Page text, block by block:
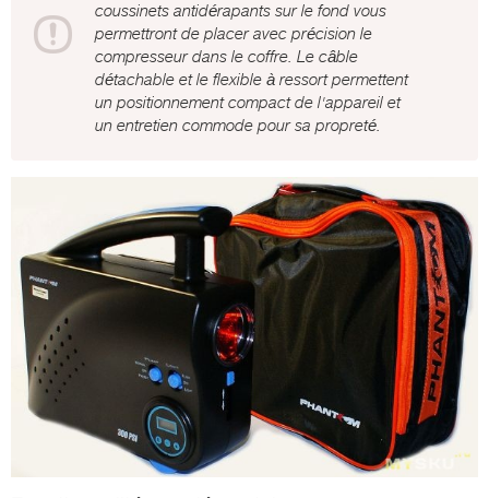
coussinets antidérapants sur le fond vous
permettront de placer avec précision le
compresseur dans le coffre. Le câble
détachable et le flexible à ressort permettent
un positionnement compact de l'appareil et
un entretien commode pour sa propreté.